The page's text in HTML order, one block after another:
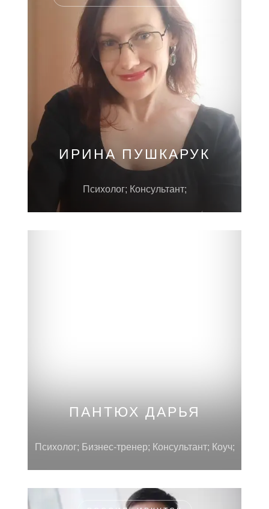
ИРИНА ПУШКАРУК
Психолог; Консультант;
ПАНТЮХ ДАРЬЯ
Психолог; Бизнес-тренер; Консультант; Коуч;